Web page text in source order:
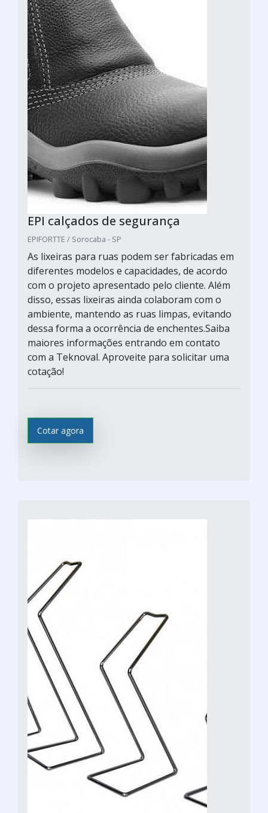
EPI calçados de segurança
EPIFORTTE / Sorocaba - SP
As lixeiras para ruas podem ser fabricadas em
diferentes modelos e capacidades, de acordo
com o projeto apresentado pelo cliente. Além
disso, essas lixeiras ainda colaboram com o
ambiente, mantendo as ruas limpas, evitando
dessa forma a ocorrência de enchentes.Saiba
maiores informações entrando em contato
com a Teknoval. Aproveite para solicitar uma
cotação!
Cotar agora